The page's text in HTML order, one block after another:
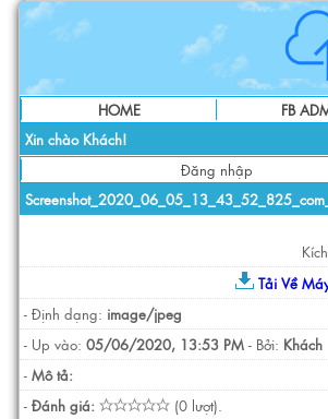
HOME FB
Xin chào Khách!
Đăng nhập
Tải Về
- Định dạng: image/jpeg
- Up vào: 05/06/2020, 13:53 PM - Bởi: Khách
- Mô tả:
- Đánh giá:
(0 lượt).